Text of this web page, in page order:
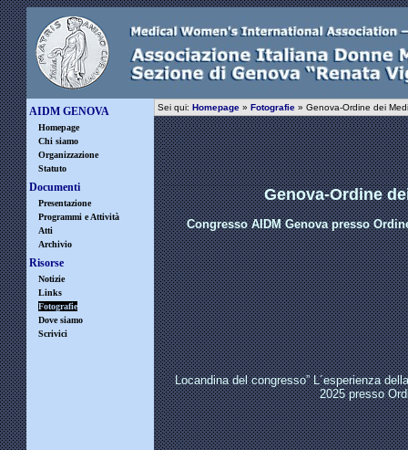
AIDM GENOVA
Homepage
Chi siamo
Organizzazione
Statuto
Documenti
Presentazione
Programmi e Attività
Atti
Archivio
Risorse
Notizie
Links
Fotografie
Dove siamo
Scrivici
Sei qui: Homepage » Fotografie » Genova-Ordine dei
Genova-Ordine
Congresso AIDM Genova presso
Locandina del congresso” L´esperienza
2025 presso